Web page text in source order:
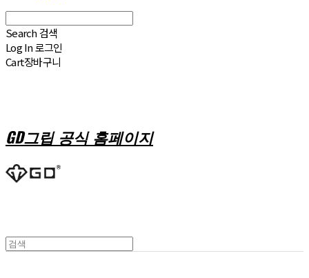
Search 검색
Log In로그인
Cart장바구니
GD그립 공식 홈페이지